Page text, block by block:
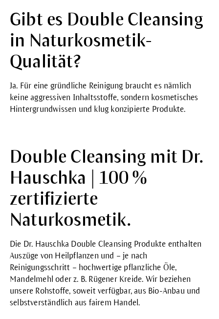
Gibt es Double Cleansing
in Naturkosmetik-
Qualität?
Ja. Für eine gründliche Reinigung braucht es nämlich
keine aggressiven Inhaltsstoffe, sondern kosmetisches
Hintergrundwissen und klug konzipierte Produkte.
Double Cleansing mit Dr.
Hauschka | 100 %
zertifizierte
Naturkosmetik.
Die Dr. Hauschka Double Cleansing Produkte enthalten
Auszüge von Heilpflanzen und – je nach
Reinigungsschritt – hochwertige pflanzliche Öle,
Mandelmehl oder z. B. Rügener Kreide. Wir beziehen
unsere Rohstoffe, soweit verfügbar, aus Bio-Anbau und
selbstverständlich aus fairem Handel.